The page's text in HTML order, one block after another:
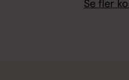
Se fler